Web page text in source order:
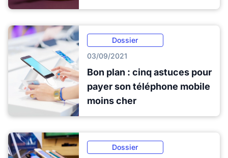
Dossier
03/09/2021
Bon plan : cinq astuces pour
payer son téléphone mobile
moins cher
Dossier